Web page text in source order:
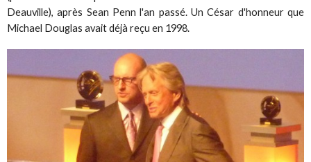
Deauville), après Sean Penn l'an passé. Un César d'honneur que
Michael Douglas avait déjà reçu en 1998.